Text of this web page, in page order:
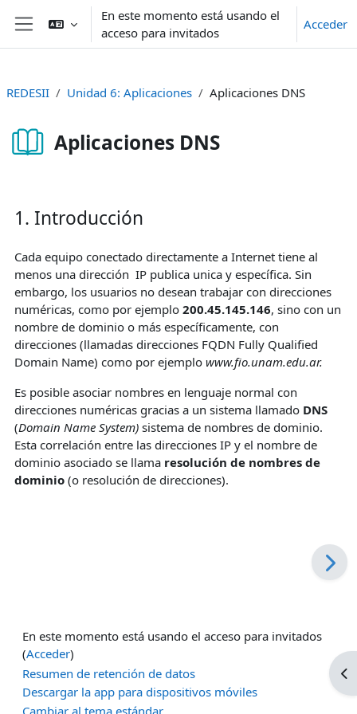
Salta al contenido principal
Panel lateral
En este momento está usando el
acceso para invitados
Acceder
REDESII Unidad 6: Aplicaciones Aplicaciones DNS
Aplicaciones DNS
1. Introducción
Cada equipo conectado directamente a Internet tiene al
menos una dirección IP publica unica y específica. Sin
embargo, los usuarios no desean trabajar con direcciones
numéricas, como por ejemplo 200.45.145.146, sino con un
nombre de dominio o más específicamente, con
direcciones (llamadas direcciones FQDN Fully Qualified
Domain Name) como por ejemplo www.fio.unam.edu.ar.
Es posible asociar nombres en lenguaje normal con
direcciones numéricas gracias a un sistema llamado DNS
(Domain Name System) sistema de nombres de dominio.
Esta correlación entre las direcciones IP y el nombre de
dominio asociado se llama resolución de nombres de
dominio (o resolución de direcciones).
En este momento está usando el acceso para invitados
(Acceder)
Resumen de retención de datos
Descargar la app para dispositivos móviles